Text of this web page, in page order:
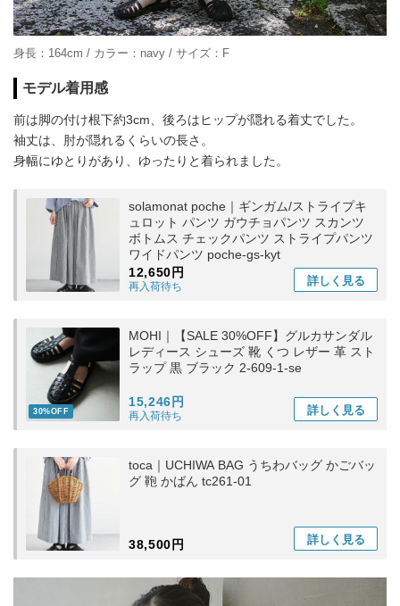
身長：164cm / カラー：navy / サイズ：F
モデル着用感
前は脚の付け根下約3cm、後ろはヒップが隠れる着丈でした。
袖丈は、肘が隠れるくらいの長さ。
身幅にゆとりがあり、ゆったりと着られました。
solamonat poche｜ギンガム/ストライプキ
ュロット パンツ ガウチョパンツ スカンツ
ボトムス チェックパンツ ストライプパンツ
ワイドパンツ poche-gs-kyt
12,650円
再入荷待ち 詳しく 見る
30%OFF
MOHI｜【SALE 30%OFF】グルカサンダル
レディース シューズ 靴 くつ レザー 革 スト
ラップ 黒 ブラック 2-609-1-se
15,246円
再入荷待ち 詳しく 見る
toca｜UCHIWA BAG うちわバッグ かごバッ
グ 鞄 かばん tc261-01
38,500円 詳しく 見る